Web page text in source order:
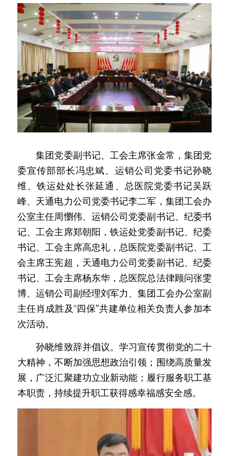
集团党委副书记、工会主席张金常，集团党
委宣传部部长冯忠斌、运销公司党委书记孙晓
维、铁运处处长张延通、总医院党委书记吴跃
峰、天通电力公司党委书记李二军，集团工会办
公室主任周懰伟、运销公司党委副书记、纪委书
记、工会主席郑朝阳，铁运处党委副书记、纪委
书记、工会主席高忠礼，总医院党委副书记、工
会主席王宪超，天通电力公司党委副书记、纪委
书记、工会主席杨东华，总医院总法律顾问张雯
博、运销公司副经理刘军力、集团工会办公室副
主任肖成胜及“四保”共建单位相关负责人参加本
次活动。
孙晓维致辞并倡议。学习宣传贯彻党的二十
大精神，不断加强思想政治引领；围绕高质量发
展，广泛汇聚建功立业新动能；履行服务职工基
本职责，持续提升职工获得感幸福感安全感。